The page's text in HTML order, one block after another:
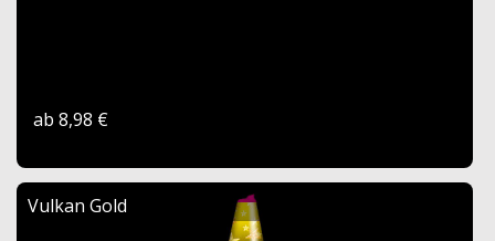
ab 8,98 €
Vulkan Gold